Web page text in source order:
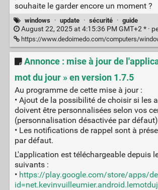
souhaite le garder encore un moment ?
windows · update · sécurité · guide
August 22, 2025 at 4:15:36 PM GMT+2 * ·
https://www.dedoimedo.com/computers/windows-
Annonce : mise à jour de
mot du jour » en version 1.7.5
Au programme de cette mise à jour :
• Ajout de la possibilité de choisir si les
doivent être personnalisées selon vos
(personnalisation désactivée par
• Les notifications de rappel sont à
par défaut.
L'application est téléchargeable depuis
suivants :
• https://play.google.com/store/apps/